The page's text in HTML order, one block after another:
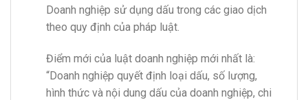
Doanh nghiệp sử dụng dấu trong các giao dịch
theo quy định của pháp luật.
Điểm mới của luật doanh nghiệp mới nhất là:
“Doanh nghiệp quyết định loại dấu, số lượng,
hình thức và nội dung dấu của doanh nghiệp, chi